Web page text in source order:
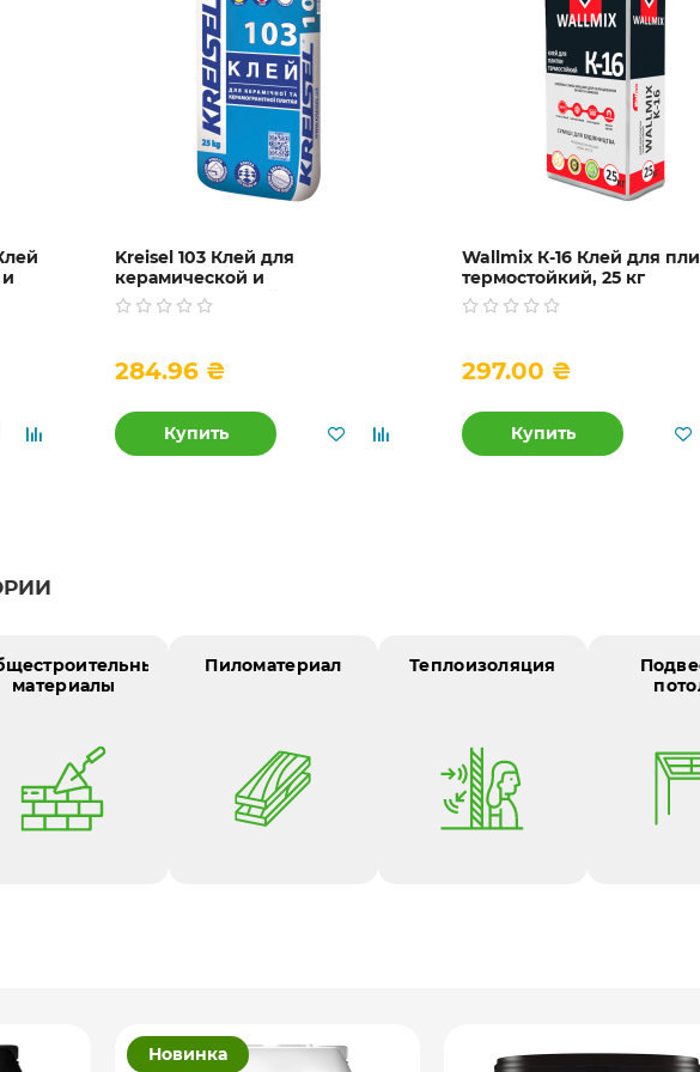
Kreisel 103 Клей для
керамической и
керамогранитной плитки, 25 кг
284.96 ₴
Купить
Wallmix К-16 Клей для
термостойкий, 25 кг
297.00 ₴
Купить
материалы
Пиломатериал Теплоизоляция
Новинка